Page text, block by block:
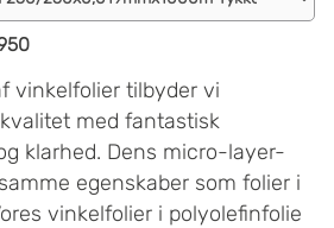
vinkelfolier tilbyder vi
med fantastisk
klarhed. Dens micro-layer-
egenskaber som folier i
vinkelfolier i polyolefinfolie